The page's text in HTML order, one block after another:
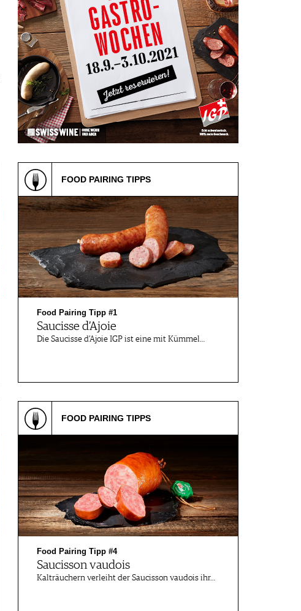
FOOD PAIRING TIPPS
Food Pairing Tipp #1
Saucisse d’Ajoie
Die Saucisse d’Ajoie IGP ist eine mit Kümmel…
FOOD PAIRING TIPPS
Food Pairing Tipp #4
Saucisson vaudois
Kalträuchern verleiht der Saucisson vaudois ihr…